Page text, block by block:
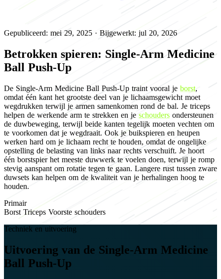
Gepubliceerd: mei 29, 2025 · Bijgewerkt: jul 20, 2026
Betrokken spieren: Single-Arm Medicine
Ball Push-Up
De Single-Arm Medicine Ball Push-Up traint vooral je borst,
omdat één kant het grootste deel van je lichaamsgewicht moet
wegdrukken terwijl je armen samenkomen rond de bal. Je triceps
helpen de werkende arm te strekken en je schouders ondersteunen
de duwbeweging, terwijl beide kanten tegelijk moeten vechten om
te voorkomen dat je wegdraait. Ook je buikspieren en heupen
werken hard om je lichaam recht te houden, omdat de ongelijke
opstelling de belasting van links naar rechts verschuift. Je hoort
één borstspier het meeste duwwerk te voelen doen, terwijl je romp
stevig aanspant om rotatie tegen te gaan. Langere rust tussen zware
duwsets kan helpen om de kwaliteit van je herhalingen hoog te
houden.
Primair
Borst Triceps Voorste schouders
Techniek en uitvoering
Uitvoering van de Single-Arm Medicine
Ball Push-Up